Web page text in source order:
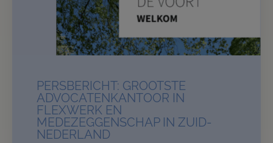
PERSBERICHT: GROOTSTE
ADVOCATENKANTOOR IN
FLEXWERK EN
MEDEZEGGENSCHAP IN ZUID-
NEDERLAND
stronger.
From now on, we are:De Voort Advocaten | Mediators
This website will for now remain accessible to our
clients.
Read more
Contact us